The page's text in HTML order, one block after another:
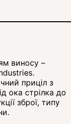
виносу –
приціл з
ока стрілка до
зброї, типу